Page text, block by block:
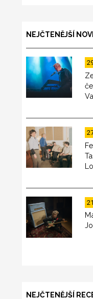
NEJČTENĚJŠÍ
NEJČTENĚJŠÍ